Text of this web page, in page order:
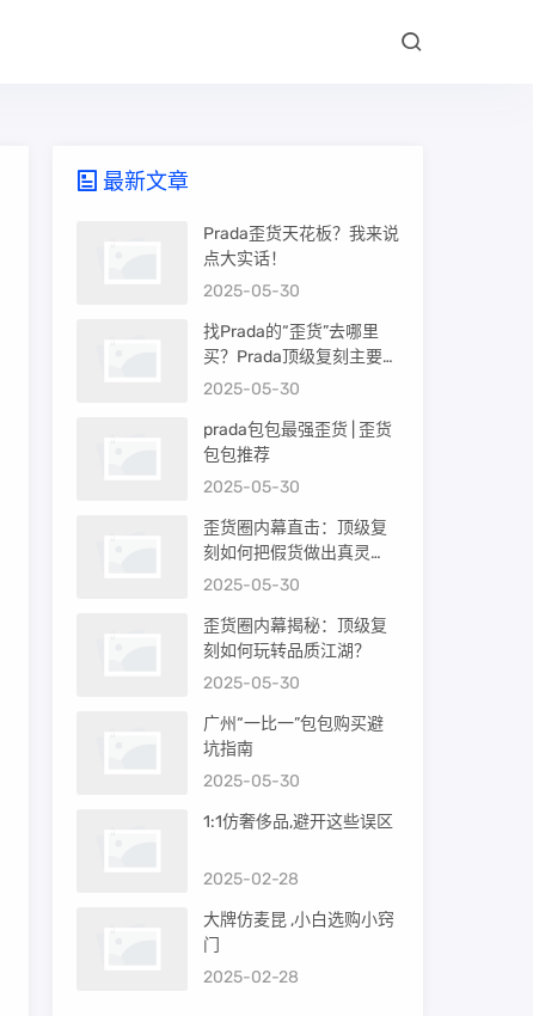
最新文章
Prada歪货天花板？我来说
点大实话！
2025-05-30
找Prada的“歪货”去哪里
买？Prada顶级复刻主要渠
道盘点
2025-05-30
prada包包最强歪货 | 歪货
包包推荐
2025-05-30
歪货圈内幕直击：顶级复
刻如何把假货做出真灵
魂？
2025-05-30
歪货圈内幕揭秘：顶级复
刻如何玩转品质江湖？
2025-05-30
广州“一比一”包包购买避
坑指南
2025-05-30
1:1仿奢侈品,避开这些误区
2025-02-28
大牌仿麦昆 ,小白选购小窍
门
2025-02-28